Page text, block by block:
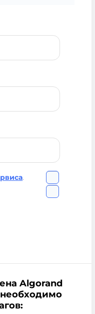
.
Algorand
необходимо